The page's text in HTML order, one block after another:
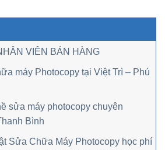
VIÊN BÁN HÀNG
máy Photocopy tại Việt Trì – Phú
sửa máy photocopy chuyên
Bình
Sửa Chữa Máy Photocopy học phí